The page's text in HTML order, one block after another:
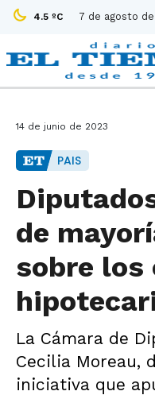
4.5 ºC 7 de agosto
14 de junio de 2023
PAIS
de
sobre los
La Cámara de
Cecilia Moreau,
iniciativa que